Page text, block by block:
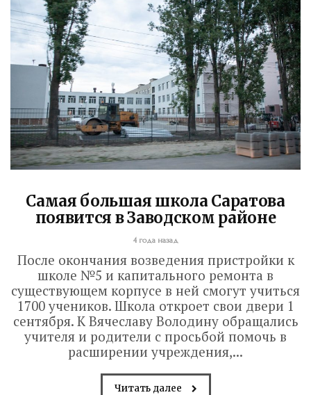
Самая большая школа Саратова
появится в Заводском районе
4 года назад
После окончания возведения пристройки к
школе №5 и капитального ремонта в
существующем корпусе в ней смогут учиться
1700 учеников. Школа откроет свои двери 1
сентября. К Вячеславу Володину обращались
учителя и родители с просьбой помочь в
расширении учреждения,...
Читать далее